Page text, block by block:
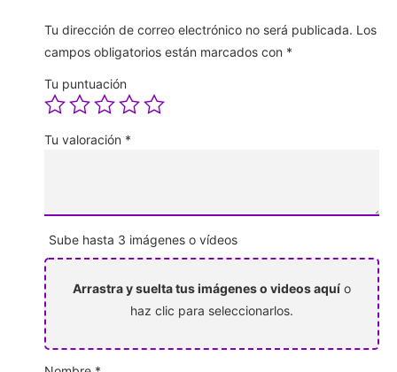
Tu dirección de correo electrónico no será publicada. Los
campos obligatorios están marcados con *
Tu puntuación
Tu valoración *
Sube hasta 3 imágenes o vídeos
Arrastra y suelta tus imágenes o videos aquí o
haz clic para seleccionarlos.